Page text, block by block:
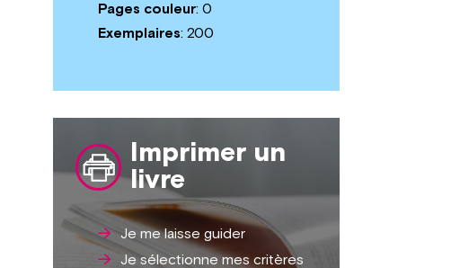
Pages couleur: 0
Exemplaires: 200
Imprimer un
livre
Je me laisse guider
Je sélectionne mes critères